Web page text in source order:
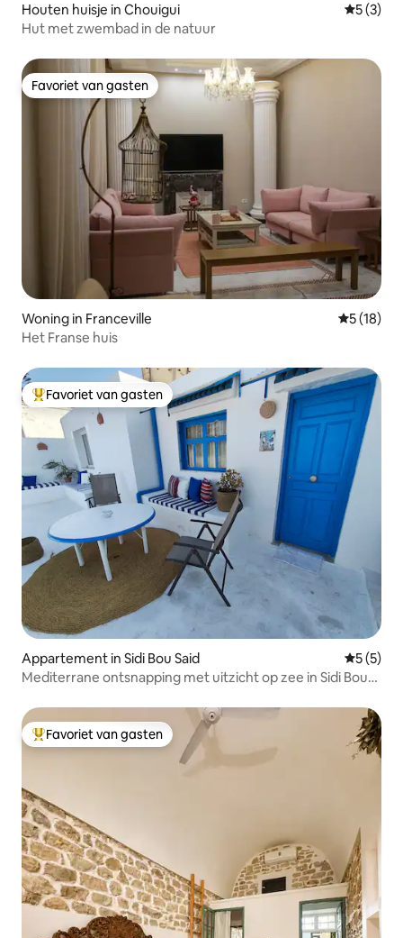
Houten huisje in Chouigui
5 (3)
Hut met zwembad in de natuur
Favoriet van gasten
Favoriet van gasten
Woning in Franceville
5 (18)
Het Franse huis
Topfavoriet van gasten
Favoriet van gasten
Appartement in Sidi Bou Said
5 (5)
Mediterrane ontsnapping met uitzicht op zee in Sidi Bou
Topfavoriet van gasten
Favoriet van gasten